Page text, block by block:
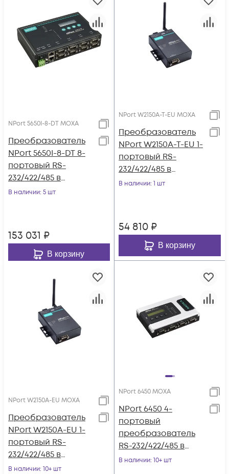
NPort 5650I-8-DT MOXA
Преобразователь
NPort 5650I-8-DT 8-
портовый RS-
232/422/485 в
Ethernet в
MOXA
В наличии: 5 шт
153 031 ₽
В корзину
NPort W2150A-T-EU MOXA
Преобразователь
NPort W2150A-T-EU 1-
портовый RS-
232/422/485 в
беспроводный
диапазоном
температур
В наличии: 1 шт
54 810 ₽
В корзину
NPort W2150A-EU MOXA
Преобразователь
NPort W2150A-EU 1-
портовый RS-
232/422/485 в
беспроводный
В наличии: 10+ шт
NPort 6450 MOXA
NPort 6450 4-
портовый
преобразователь
RS-232/422/485 в
Ethernet с
В наличии: 10+ шт